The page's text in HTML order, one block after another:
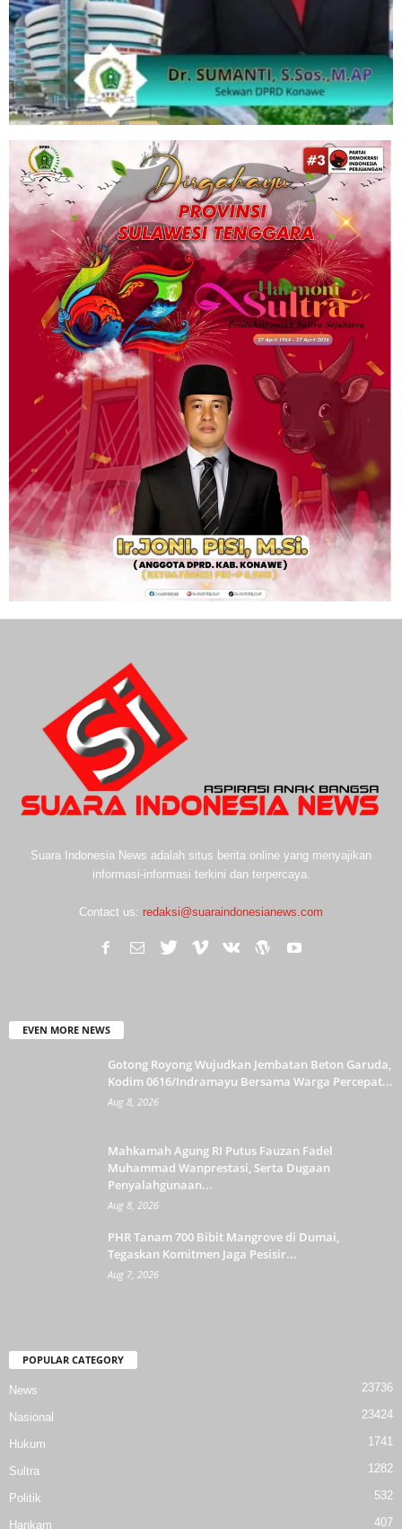
Suara Indonesia News adalah situs berita online yang menyajikan
informasi-informasi terkini dan terpercaya.
Contact us: redaksi@suaraindonesianews.com
EVEN MORE NEWS
Gotong Royong Wujudkan Jembatan Beton Garuda,
Kodim 0616/Indramayu Bersama Warga Percepat...
Aug 8, 2026
Mahkamah Agung RI Putus Fauzan Fadel
Muhammad Wanprestasi, Serta Dugaan
Penyalahgunaan...
Aug 8, 2026
PHR Tanam 700 Bibit Mangrove di Dumai,
Tegaskan Komitmen Jaga Pesisir...
Aug 7, 2026
POPULAR CATEGORY
News 23736
Nasional 23424
Hukum 1741
Sultra 1282
Politik 532
Hankam 407